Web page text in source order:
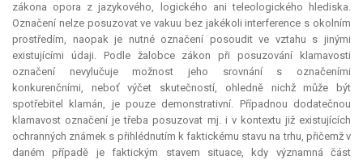
zákona opora z jazykového, logického ani teleologického hlediska.
Označení nelze posuzovat ve vakuu bez jakékoli interference s okolním
prostředím, naopak je nutné označení posoudit ve vztahu s jinými
existujícími údaji. Podle žalobce zákon při posuzování klamavosti
označení nevylučuje možnost jeho srovnání s označeními
konkurenčními, neboť výčet skutečností, ohledně nichž může být
spotřebitel klamán, je pouze demonstrativní. Případnou dodatečnou
klamavost označení je třeba posuzovat mj. i v kontextu již existujících
ochranných známek s přihlédnutím k faktickému stavu na trhu, přičemž v
daném případě je faktickým stavem situace, kdy významná část